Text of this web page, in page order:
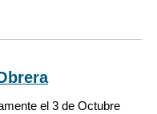
el 3 de Octubre